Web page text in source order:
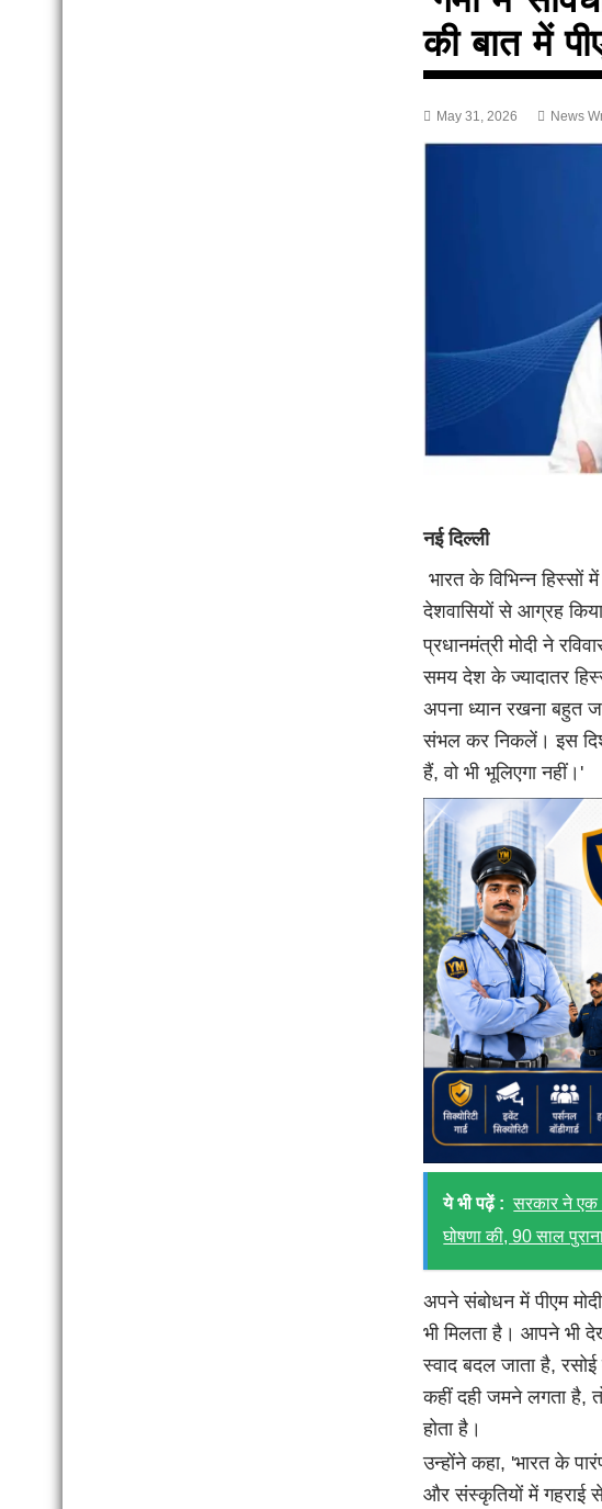
की बात में
May 31, 2026 News
नई दिल्ली
भारत के विभिन्न हिस्सों
देशवासियों से आग्रह
प्रधानमंत्री मोदी ने
समय देश के ज्यादातर
अपना ध्यान रखना बहुत
संभल कर निकलें। इस
हैं, वो भी भूलिएगा नहीं।'
ये भी पढ़ें : सरकार ने एक
घोषणा की, 90 साल
अपने संबोधन में पीएम
भी मिलता है। आपने भी
स्वाद बदल जाता है,
कहीं दही जमने लगता है,
होता है।
उन्होंने कहा, 'भारत के
और संस्कृतियों में गहराई